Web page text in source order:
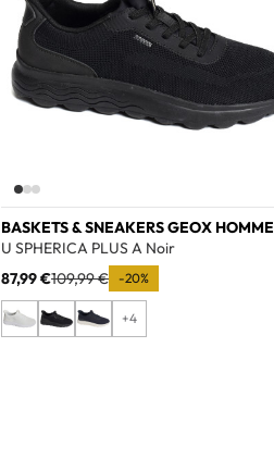
BASKETS & SNEAKERS GEOX HOMME
U SPHERICA PLUS A Noir
87,99 €109,99 € -20%
+4